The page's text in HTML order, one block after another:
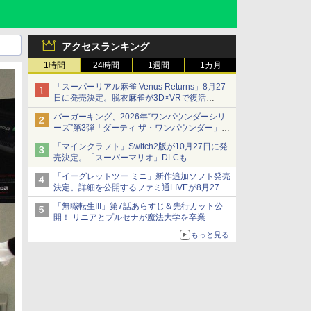
アクセスランキング
1時間 24時間 1週間 1カ月
「スーパーリアル麻雀 Venus Returns」8月27
日に発売決定。脱衣麻雀が3D×VRで復活
発売から2週間は20%オフになるセールが実施
バーガーキング、2026年“ワンパウンダーシリ
ーズ”第3弾「ダーティ ザ・ワンパウンダー」を
8月7日発売
「特製ガーリックマヨソース」を使用した超大
型チーズバーガー
「マインクラフト」Switch2版が10月27日に発
売決定。「スーパーマリオ」DLCも
Switch版からのアップグレードも可能に
「イーグレットツー ミニ」新作追加ソフト発売
決定。詳細を公開するファミ通LIVEが8月27日
20時から配信
シリーズ累計100タイトルへ
「無職転生III」第7話あらすじ＆先行カット公
開！ リニアとプルセナが魔法大学を卒業
もっと見る